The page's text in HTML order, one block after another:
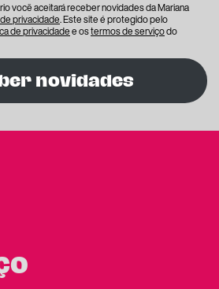
você aceitará receber novidades da Mariana
privacidade. Este site é protegido pelo
de privacidadee ostermos de serviçodo
novidades